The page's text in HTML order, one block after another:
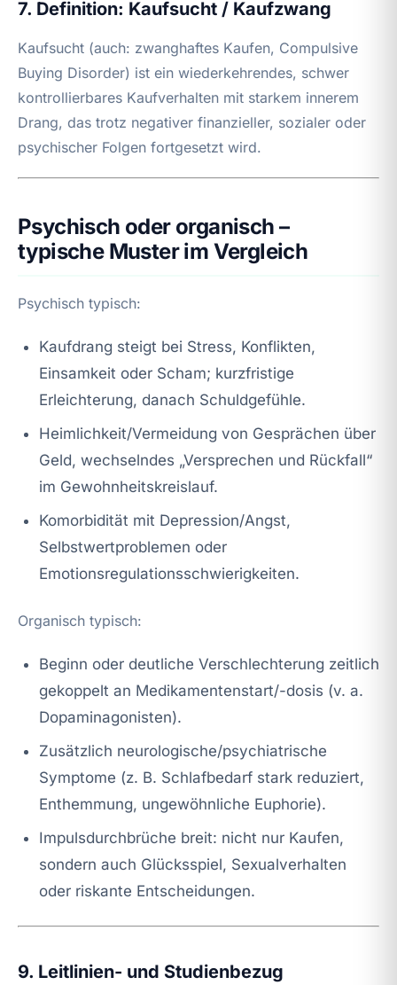
7. Definition: Kaufsucht / Kaufzwang
Kaufsucht (auch: zwanghaftes Kaufen, Compulsive
Buying Disorder) ist ein wiederkehrendes, schwer
kontrollierbares Kaufverhalten mit starkem innerem
Drang, das trotz negativer finanzieller, sozialer oder
psychischer Folgen fortgesetzt wird.
Psychisch oder organisch –
typische Muster im Vergleich
Psychisch typisch:
Kaufdrang steigt bei Stress, Konflikten,
Einsamkeit oder Scham; kurzfristige
Erleichterung, danach Schuldgefühle.
Heimlichkeit/Vermeidung von Gesprächen über
Geld, wechselndes „Versprechen und Rückfall“
im Gewohnheitskreislauf.
Komorbidität mit Depression/Angst,
Selbstwertproblemen oder
Emotionsregulationsschwierigkeiten.
Organisch typisch:
Beginn oder deutliche Verschlechterung zeitlich
gekoppelt an Medikamentenstart/-dosis (v. a.
Dopaminagonisten).
Zusätzlich neurologische/psychiatrische
Symptome (z. B. Schlafbedarf stark reduziert,
Enthemmung, ungewöhnliche Euphorie).
Impulsdurchbrüche breit: nicht nur Kaufen,
sondern auch Glücksspiel, Sexualverhalten
oder riskante Entscheidungen.
9. Leitlinien- und Studienbezug